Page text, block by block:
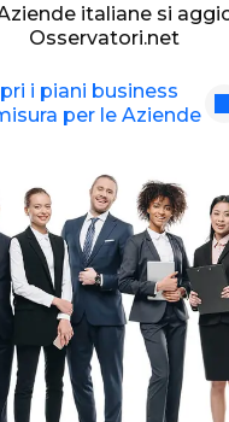
italiane si
Osservatori.net
i piani business
per le Aziende